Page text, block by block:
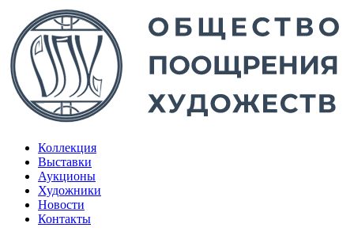
Коллекция
Выставки
Аукционы
Художники
Новости
Контакты